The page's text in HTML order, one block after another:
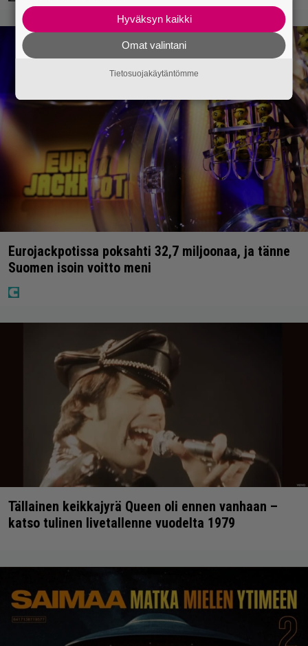
Eurojackpotissa poksahti 32,7 miljoonaa, ja tänne
Suomen isoin voitto meni
Tällainen keikkajyrä Queen oli ennen vanhaan –
katso tulinen livetallenne vuodelta 1979
Hyväksyn kaikki
Omat valintani
Tietosuojakäytäntömme